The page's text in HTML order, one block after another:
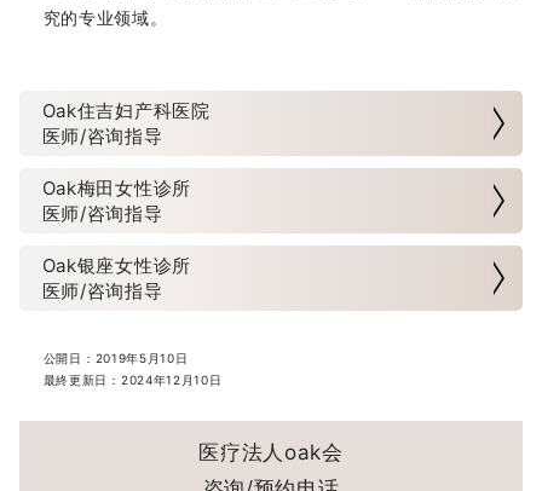
关于加强在线支付安全性的通知
关于废止《冷冻保管管理申请书》的通知
卵巣抗衰页面已完成
究的专业领域。
Oak住吉妇产科医院
医师/咨询指导
Oak梅田女性诊所
医师/咨询指导
Oak银座女性诊所
医师/咨询指导
公開日： 2019年5月10日
最終更新日： 2024年12月10日
医疗法人oak会